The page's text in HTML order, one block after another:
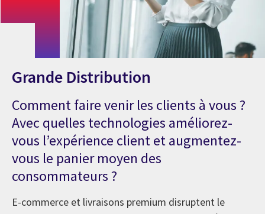
Grande Distribution
Comment faire venir les clients à vous ?
Avec quelles technologies améliorez-
vous l’expérience client et augmentez-
vous le panier moyen des
consommateurs ?
E-commerce et livraisons premium disruptent le